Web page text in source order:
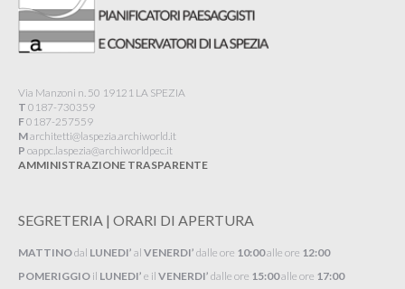
Via Manzoni n. 50 19121 LA SPEZIA
T 0187-730359
F0187-257559
Marchitetti@laspezia.archiworld.it
P oappc.laspezia@archiworldpec.it​
AMMINISTRAZIONE TRASPARENTE
SEGRETERIA | ORARI DI APERTURA
MATTINOdal LUNEDI’ al VENERDI’ dalle ore 10:00alle ore 12:00
POMERIGGIO il LUNEDI’ e il VENERDI’ dalle ore 15:00alle ore 17:00